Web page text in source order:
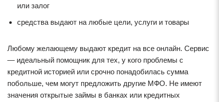
или залог
средства выдают на любые цели, услуги и товары
Любому желающему выдают кредит на все онлайн. Сервис
— идеальный помощник для тех, у кого проблемы с
кредитной историей или срочно понадобилась сумма
побольше, чем могут предложить другие МФО. Не имеют
значения открытые займы в банках или кредитных